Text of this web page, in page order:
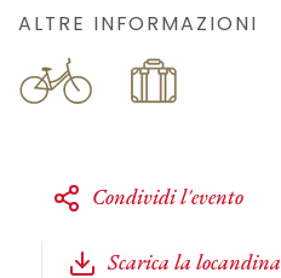
ALTRE INFORMAZIONI
Condividi l'evento
Scarica la locandina